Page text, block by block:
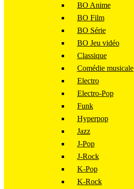
BO Anime
BO Film
BO Série
BO Jeu vidéo
Classique
Comédie musicale
Electro
Electro-Pop
Funk
Hyperpop
Jazz
J-Pop
J-Rock
K-Pop
K-Rock